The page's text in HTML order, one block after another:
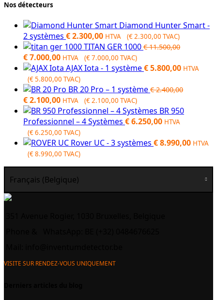
Nos détecteurs
Diamond Hunter Smart -
2 systèmes €2.300,00 HTVA (€2.300,00 TVAC)
TITAN GER 1000 €11.500,00
Original
price
was:
€ 11.500,00.
€7.000,00Current
price
is:
€ 7.000,00.
HTVA (€7.000,00 TVAC)
AJAX Iota - 1 système€5.800,00 HTVA
(€5.800,00 TVAC)
BR 20 Pro – 1 système €2.400,00
Original
price
was:
€ 2.400,00.
€2.100,00Current
price
is:
€ 2.100,00.
HTVA (€2.100,00 TVAC)
BR 950
Professionnel – 4 Systèmes €6.250,00 HTVA
(€6.250,00 TVAC)
Rover UC - 3 systèmes €8.990,00 HTVA
(€8.990,00 TVAC)
Français (Belgique)
VISITE SUR RENDEZ-VOUS UNIQUEMENT